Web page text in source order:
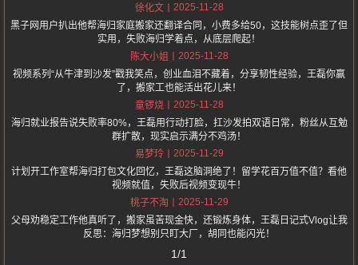
徐化文
2025-11-28
黑子网用户扒出他帮海归家庭搬家还翻译合同，小费多给50，这技能树点歪了但
实用，失败海归学着点，从底层爬起！
陈大小姐
2025-11-28
视频系列“从牛津到沙发”戳我笑点，创业血泪不藏着，分享韧性经验，王磊你赢
了，搬家工也能活出花儿来！
童锣烧
2025-11-28
海归就业报告说失败率80%，王磊用行动打脸，扛沙发拍双语日常，粉丝从互勉
群扩散，现实启示满分不鸡汤！
易梦玲
2025-11-29
计划开工作室帮海归打包文化回忆，王磊这脑洞绝了！留学花百万值不值？看他
视频就值，失败后视频变现牛！
桃子不淘
2025-11-29
父母劝稳定工作他真听了，搬家虽苦现金快，还锻炼身体，王磊日记式Vlog让我
反思：海归梦想别只盯大厂，胡同也能闪光！
1/1